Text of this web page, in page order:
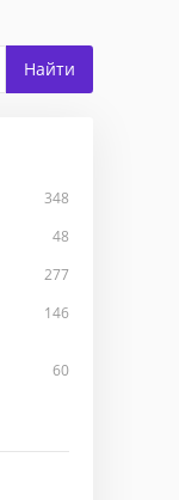
348
48
277
146
60